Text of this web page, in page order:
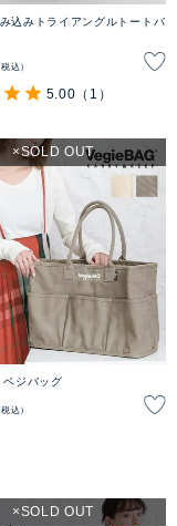
込みトライアングルトートバ
税込
5.00 （1）
ジバッグ
税込
SOLD OUT
SOLD OUT